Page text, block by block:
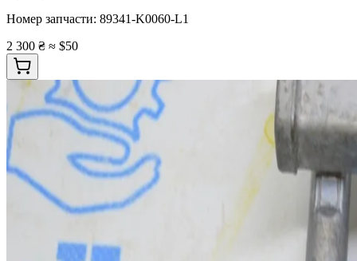
Номер запчасти: 89341-K0060-L1
2 300 ₴ ≈ $50